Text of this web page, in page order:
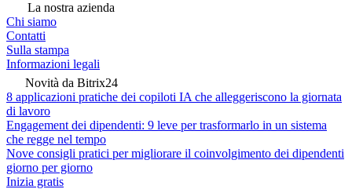
La nostra azienda
Chi siamo
Contatti
Sulla stampa
Informazioni legali
Novità da Bitrix24
8 applicazioni pratiche dei copiloti IA che alleggeriscono la giornata
di lavoro
Engagement dei dipendenti: 9 leve per trasformarlo in un sistema
che regge nel tempo
Nove consigli pratici per migliorare il coinvolgimento dei dipendenti
giorno per giorno
Inizia gratis